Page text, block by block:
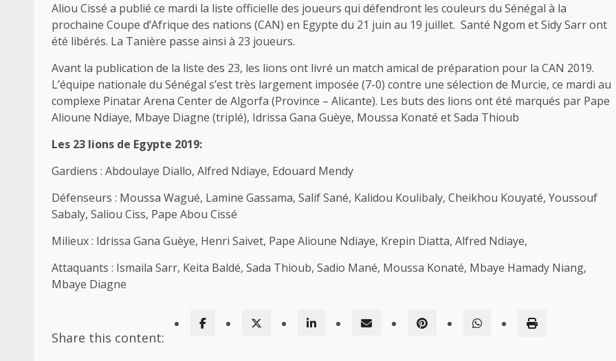
Aliou Cissé a publié ce mardi la liste officielle des joueurs qui défendront les couleurs du Sénégal à la
prochaine Coupe d’Afrique des nations (CAN) en Egypte du 21 juin au 19 juillet. Santé Ngom et Sidy Sarr ont
été libérés. La Tanière passe ainsi à 23 joueurs.
Avant la publication de la liste des 23, les lions ont livré un match amical de préparation pour la CAN 2019.
L’équipe nationale du Sénégal s’est très largement imposée (7-0) contre une sélection de Murcie, ce mardi au
complexe Pinatar Arena Center de Algorfa (Province – Alicante). Les buts des lions ont été marqués par Pape
Alioune Ndiaye, Mbaye Diagne (triplé), Idrissa Gana Guèye, Moussa Konaté et Sada Thioub
Les 23 lions de Egypte 2019:
Gardiens : Abdoulaye Diallo, Alfred Ndiaye, Edouard Mendy
Défenseurs : Moussa Wagué, Lamine Gassama, Salif Sané, Kalidou Koulibaly, Cheikhou Kouyaté, Youssouf
Sabaly, Saliou Ciss, Pape Abou Cissé
Milieux : Idrissa Gana Guèye, Henri Saivet, Pape Alioune Ndiaye, Krepin Diatta, Alfred Ndiaye,
Attaquants : Ismaila Sarr, Keita Baldé, Sada Thioub, Sadio Mané, Moussa Konaté, Mbaye Hamady Niang,
Mbaye Diagne
Share this content: